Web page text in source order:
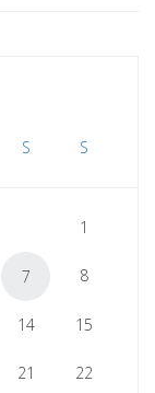
S S
1
7 8
14 15
21 22